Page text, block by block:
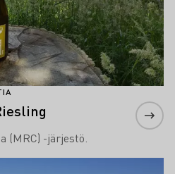
(MRC) -järjestö.